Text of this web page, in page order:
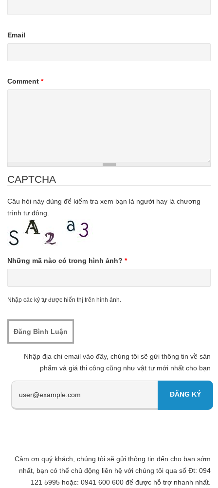
Email
Comment *
CAPTCHA
Câu hỏi này dùng để kiểm tra xem bạn là người hay là chương
trình tự động.
Những mã nào có trong hình ảnh? *
Nhập các ký tự được hiển thị trên hình ảnh.
Nhập địa chi email vào đây, chúng tôi sẽ gửi thông tin về sản
phẩm và giá thi công cũng như vật tư mới nhất cho bạn
Cảm ơn quý khách, chúng tôi sẽ gửi thông tin đến cho bạn sớm
nhất, bạn có thể chủ động liên hệ với chúng tôi qua số Đt: 094
121 5995 hoặc: 0941 600 600 để được hỗ trợ nhanh nhất.